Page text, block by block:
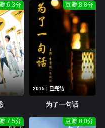
:6.3分
2015 | 已完结
豆瓣:8.8分
为了一句话
:7.5分 豆瓣:8.0分